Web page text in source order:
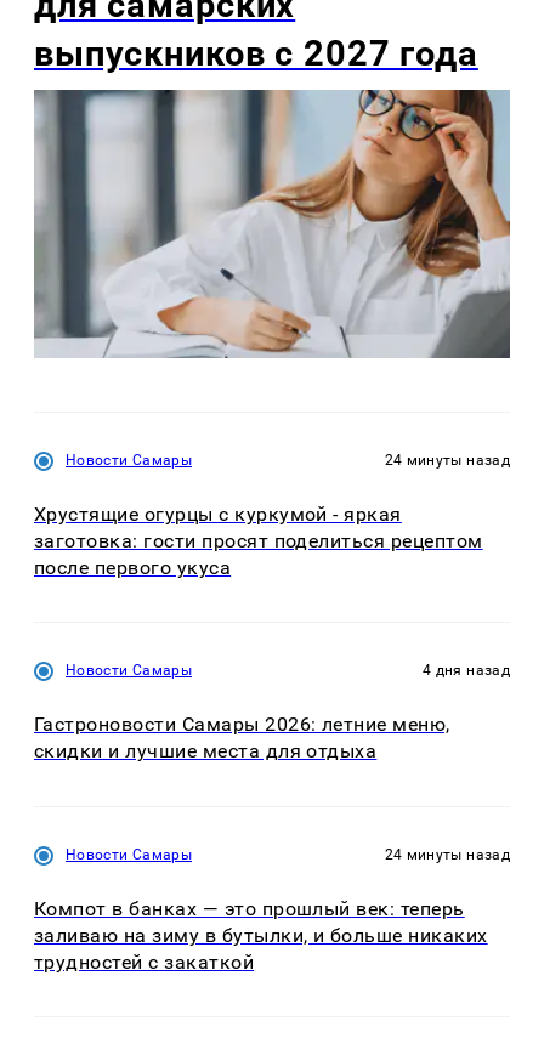
выпускников с 2027 года
Новости Самары 24 минуты назад
Хрустящие огурцы с куркумой - яркая
заготовка: гости просят поделиться рецептом
после первого укуса
Новости Самары 4 дня назад
Гастроновости Самары 2026: летние меню,
скидки и лучшие места для отдыха
Новости Самары 24 минуты назад
Компот в банках — это прошлый век: теперь
заливаю на зиму в бутылки, и больше никаких
трудностей с закаткой